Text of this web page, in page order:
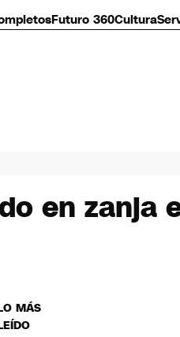
Futuro 360Cultura
en zanja
MÁS